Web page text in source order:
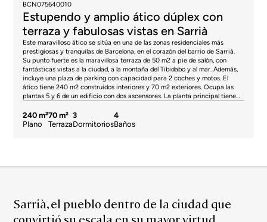
BCN075640010
Estupendo y amplio ático dúplex con
terraza y fabulosas vistas en Sarrià
Este maravilloso ático se sitúa en una de las zonas residenciales más
prestigiosas y tranquilas de Barcelona, en el corazón del barrio de Sarrià.
Su punto fuerte es la maravillosa terraza de 50 m2 a pie de salón, con
fantásticas vistas a la ciudad, a la montaña del Tibidabo y al mar. Además,
incluye una plaza de parking con capacidad para 2 coches y motos. El
ático tiene 240 m2 construidos interiores y 70 m2 exteriores. Ocupa las
plantas 5 y 6 de un edificio con dos ascensores. La planta principal tiene
m2. La zona de día es muy luminosa y se divide en dos ambientes: el salón-
comedor y una zona ganada a la terraza que se puede utilizar para crear un
primera planta dispone de 2 habitaciones en suite que dan a la terraza. El
una gran zona diáfana que se adapta al uso que quieran darle los nuevos
compradores (zona de trabajo, sala de ocio o zona de relax), un aseo de
240 m²
Plano
70 m²
Terraza
3
Dormitorios
4
Baños
Sarrià, el pueblo dentro de la ciudad que
convirtió su escala en su mayor virtud